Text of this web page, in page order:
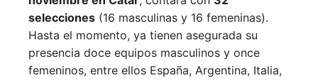
selecciones (16 masculinas y 16 femeninas).
Hasta el momento, ya tienen asegurada su
presencia doce equipos masculinos y once
femeninos, entre ellos España, Argentina, Italia,